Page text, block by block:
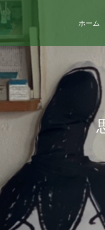
ホーム
い
ろ